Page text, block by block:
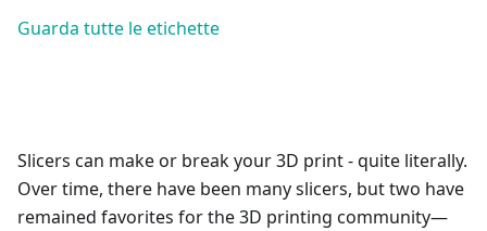
Guarda tutte le etichette
Slicers can make or break your 3D print - quite literally.
Over time, there have been many slicers, but two have
remained favorites for the 3D printing community—